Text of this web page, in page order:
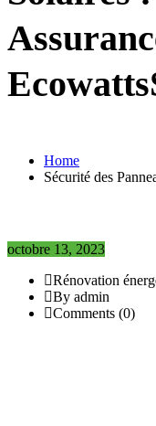
Home
Sécurité des
octobre 13, 2023
Rénovation
By admin
Comments (0)